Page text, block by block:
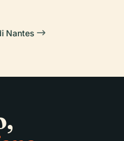
Nantes